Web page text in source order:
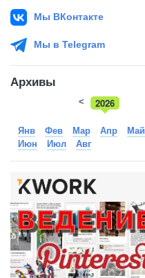
Мы ВКонтакте
Мы в Telegram
Архивы
2026
<
Янв Фев Мар Апр
Май
Июн
Июл Авг